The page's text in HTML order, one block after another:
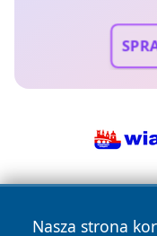
Nasza strona